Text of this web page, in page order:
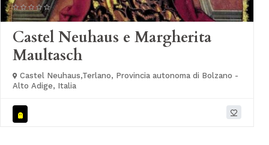
Castel Neuhaus e Margherita
Maultasch
Castel Neuhaus,Terlano, Provincia autonoma di Bolzano -
Alto Adige, Italia